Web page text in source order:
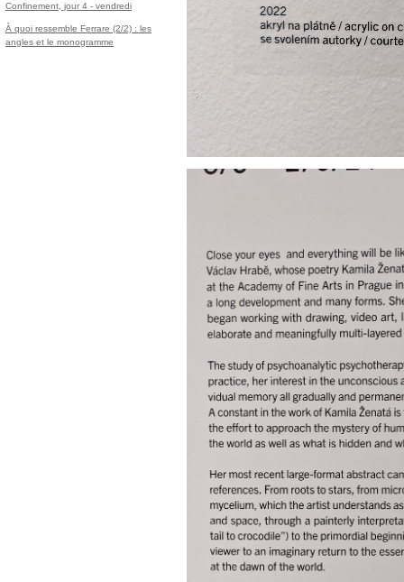
Confinement, jour 4 - vendredi
À quoi ressemble Ferrare (2/2) : les
angles et le monogramme